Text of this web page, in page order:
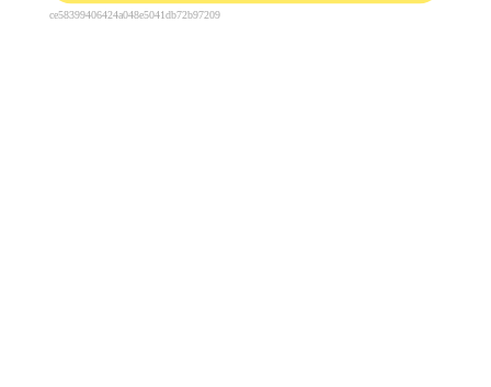
ce58399406424a048e5041db72b97209